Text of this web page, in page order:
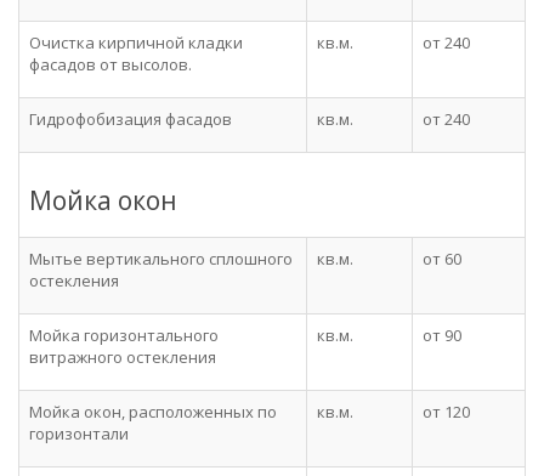
Очистка кирпичной кладки
фасадов от высолов.
кв.м. от 240
Гидрофобизация фасадов кв.м. от 240
Мойка окон
Мытье вертикального сплошного
остекления
кв.м. от 60
Мойка горизонтального
витражного остекления
кв.м. от 90
Мойка окон, расположенных по
горизонтали
кв.м. от 120